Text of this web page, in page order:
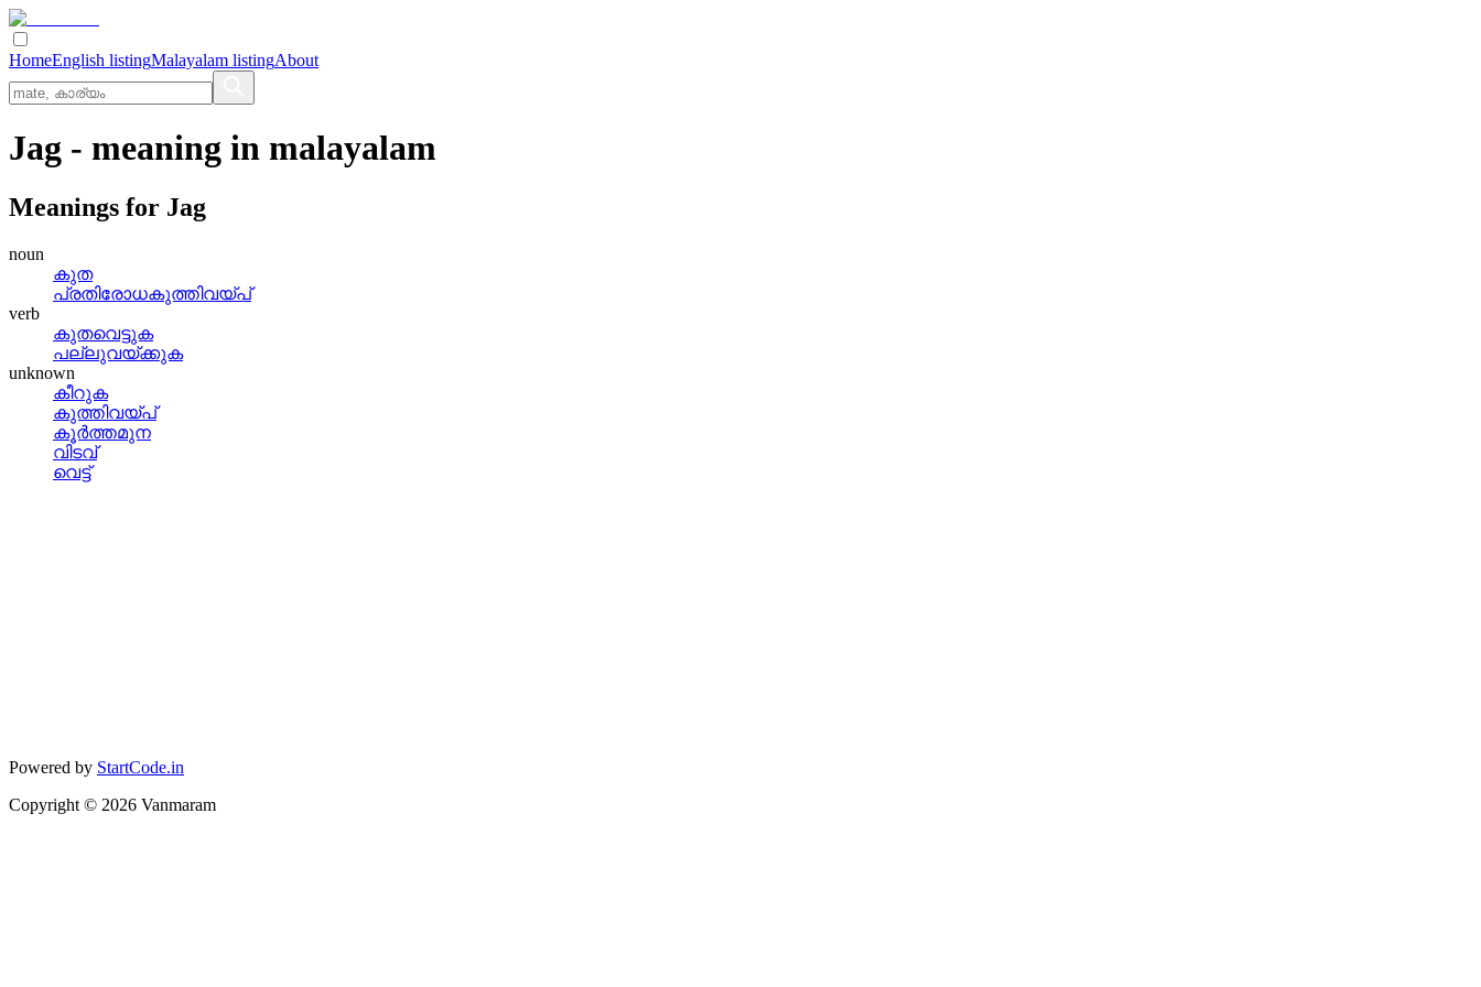
HomeEnglish listingMalayalam listingAbout
Jag - meaning in malayalam
Meanings for Jag
noun
കുത
പ്രതിരോധകുത്തിവയ്‌പ്
verb
കുതവെട്ടുക
പല്ലുവയ്‌ക്കുക
unknown
കീറുക
കുത്തിവയ്‌പ്
കൂര്‍ത്തമുന
വിടവ്
വെട്ട്
Powered by StartCode.in
Copyright © 2026 Vanmaram